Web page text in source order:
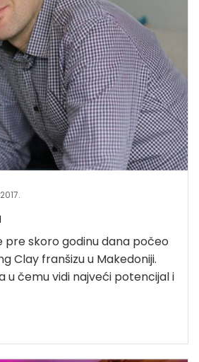
pre skoro godinu dana počeo
Clay franšizu u Makedoniji.
u čemu vidi najveći potencijal i